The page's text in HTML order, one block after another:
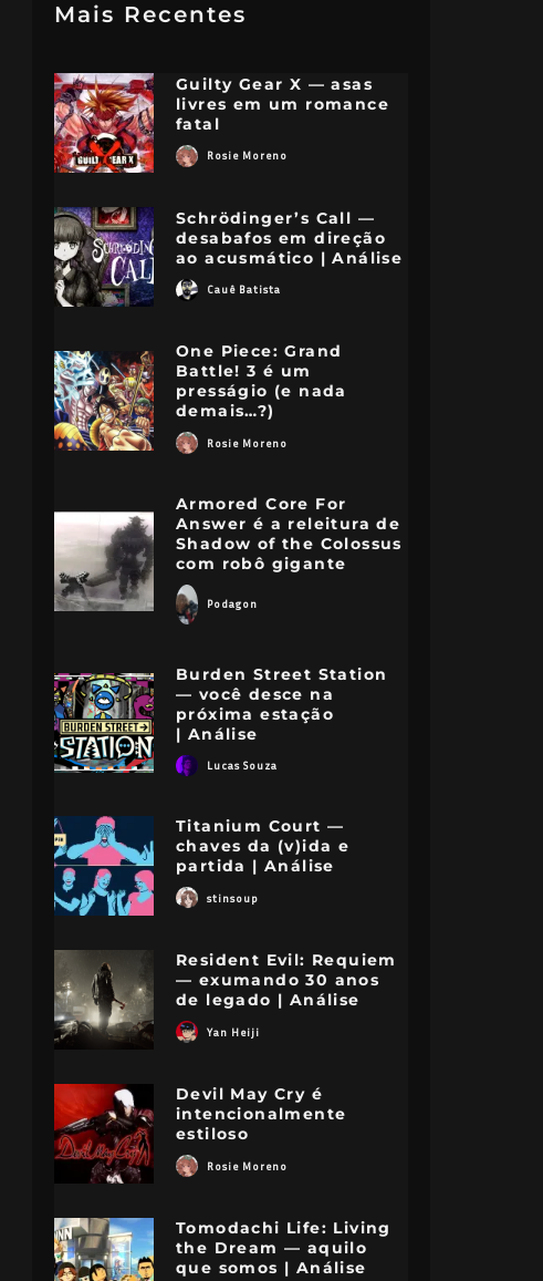
Mais Recentes
Guilty Gear X — asas
livres em um romance
fatal
Rosie Moreno
Schrödinger’s Call —
desabafos em direção
ao acusmático | Análise
Cauê Batista
One Piece: Grand
Battle! 3 é um
presságio (e nada
demais…?)
Rosie Moreno
Armored Core For
Answer é a releitura de
Shadow of the Colossus
com robô gigante
Podagon
Burden Street Station
— você desce na
próxima estação
| Análise
Lucas Souza
Titanium Court —
chaves da (v)ida e
partida | Análise
stinsoup
Resident Evil: Requiem
— exumando 30 anos
de legado | Análise
Yan Heiji
Devil May Cry é
intencionalmente
estiloso
Rosie Moreno
Tomodachi Life: Living
the Dream — aquilo
que somos | Análise